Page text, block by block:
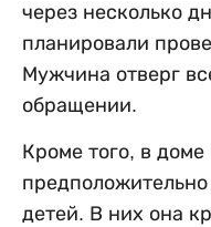
через несколько
планировали
Мужчина отверг
обращении.
Кроме того, в
детей. В них она